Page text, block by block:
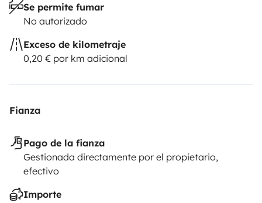
Se permite fumar
No autorizado
Exceso de kilometraje
0,20 € por km adicional
Fianza
Pago de la fianza
Gestionada directamente por el propietario,
efectivo
Importe